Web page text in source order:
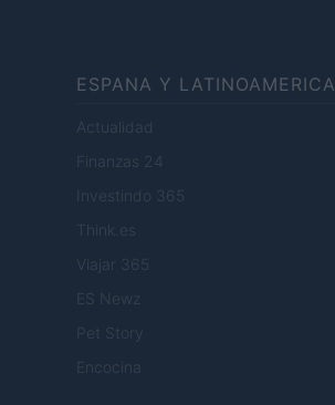
ESPANA Y LATINOAMERICA
Actualidad
Finanzas 24
Investindo 365
Think.es
Viajar 365
ES Newz
Pet Story
Encocina